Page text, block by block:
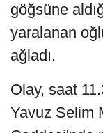
göğsüne
yaralanan
ağladı.
Olay, saat
Yavuz Selim